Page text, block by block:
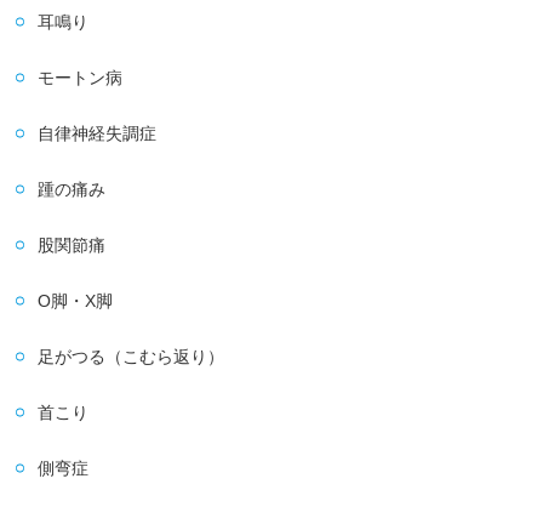
耳鳴り
モートン病
自律神経失調症
踵の痛み
股関節痛
O脚・X脚
足がつる（こむら返り）
首こり
側弯症